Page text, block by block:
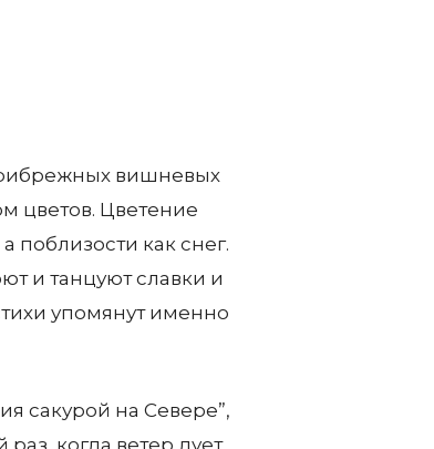
вишневых
цветов. Цветение
поблизости как снег.
и танцуют славки и
упомянут именно
сакурой на Севере”,
когда ветер дует,